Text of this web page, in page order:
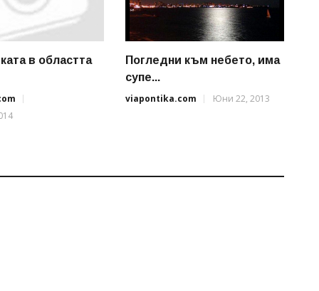
в областта
Погледни към небето, има
супе...
viapontika.com
Юни 22, 2013